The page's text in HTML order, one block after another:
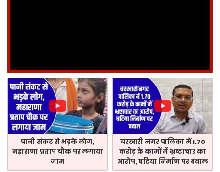
पानी संकट से भड़के लोग,
महाराणा प्रताप चौक पर लगाया
जाम
चरखारी नगर पालिका में 1.70
करोड़ के कामों में भ्रष्टाचार का
आरोप, घटिया निर्माण पर बवाल